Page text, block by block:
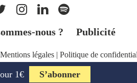
nous ? Publicité
Mentions légales| Politique de
1€ S’abonner